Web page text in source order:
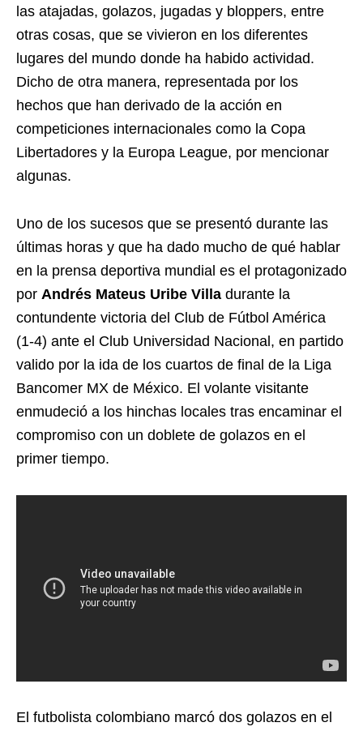
las atajadas, golazos, jugadas y bloppers, entre
otras cosas, que se vivieron en los diferentes
lugares del mundo donde ha habido actividad.
Dicho de otra manera, representada por los
hechos que han derivado de la acción en
competiciones internacionales como la Copa
Libertadores y la Europa League, por mencionar
algunas.
Uno de los sucesos que se presentó durante las
últimas horas y que ha dado mucho de qué hablar
en la prensa deportiva mundial es el protagonizado
por Andrés Mateus Uribe Villa durante la
contundente victoria del Club de Fútbol América
(1-4) ante el Club Universidad Nacional, en partido
valido por la ida de los cuartos de final de la Liga
Bancomer MX de México. El volante visitante
enmudeció a los hinchas locales tras encaminar el
compromiso con un doblete de golazos en el
primer tiempo.
El futbolista colombiano marcó dos golazos en el